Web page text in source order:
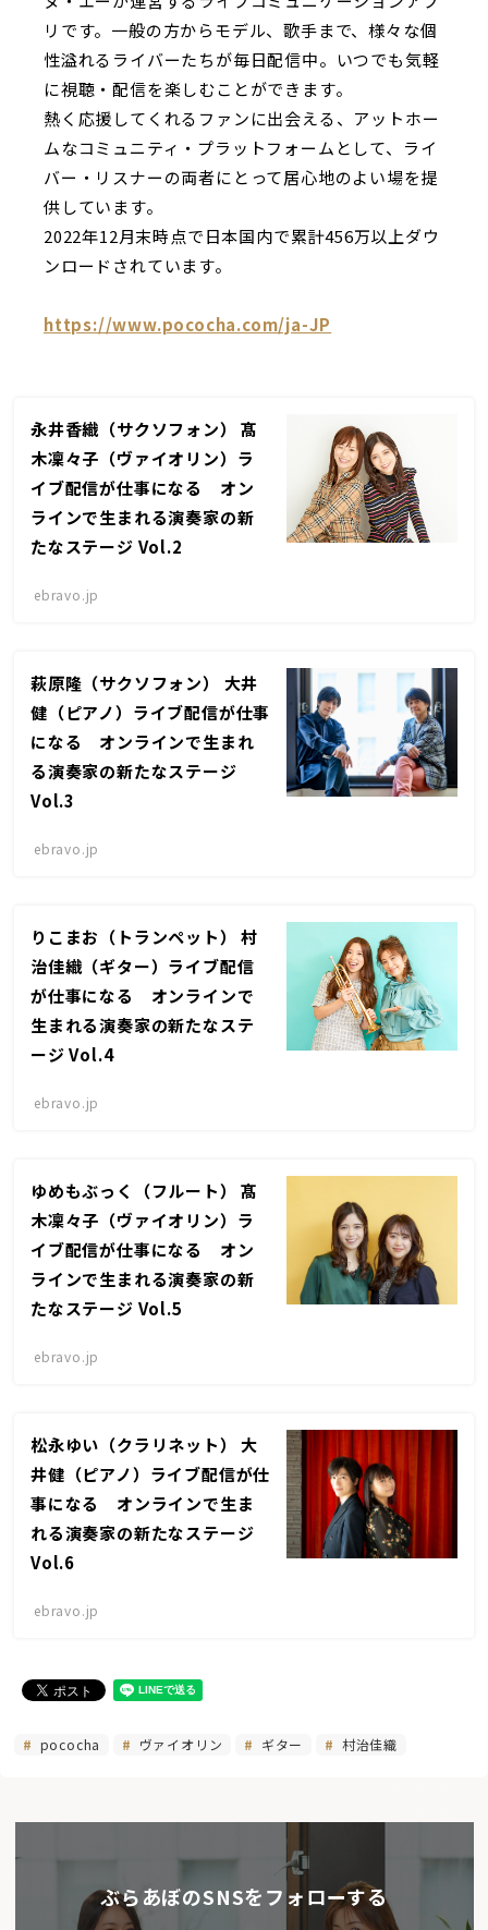
リです。一般の方からモデル、歌手まで、様々な個
性溢れるライバーたちが毎日配信中。いつでも気軽
に視聴・配信を楽しむことができます。
熱く応援してくれるファンに出会える、アットホー
ムなコミュニティ・プラットフォームとして、ライ
バー・リスナーの両者にとって居心地のよい場を提
供しています。
2022年12月末時点で日本国内で累計456万以上ダウ
ンロードされています。
https://www.pococha.com/ja-JP
永井香織（サクソフォン） 髙
木凜々子（ヴァイオリン）ラ
イブ配信が仕事になる オン
ラインで生まれる演奏家の新
たなステージ Vol.2
ebravo.jp
萩原隆（サクソフォン） 大井
健（ピアノ）ライブ配信が仕事
になる オンラインで生まれ
る演奏家の新たなステージ
Vol.3
ebravo.jp
りこまお（トランペット） 村
治佳織（ギター）ライブ配信
が仕事になる オンラインで
生まれる演奏家の新たなステ
ージ Vol.4
ebravo.jp
ゆめもぶっく（フルート） 髙
木凜々子（ヴァイオリン）ラ
イブ配信が仕事になる オン
ラインで生まれる演奏家の新
たなステージ Vol.5
ebravo.jp
松永ゆい（クラリネット） 大
井健（ピアノ）ライブ配信が仕
事になる オンラインで生ま
れる演奏家の新たなステージ
Vol.6
ebravo.jp
pococha ヴァイオリン ギター 村治佳織
ぶらあぼのSNSをフォローする